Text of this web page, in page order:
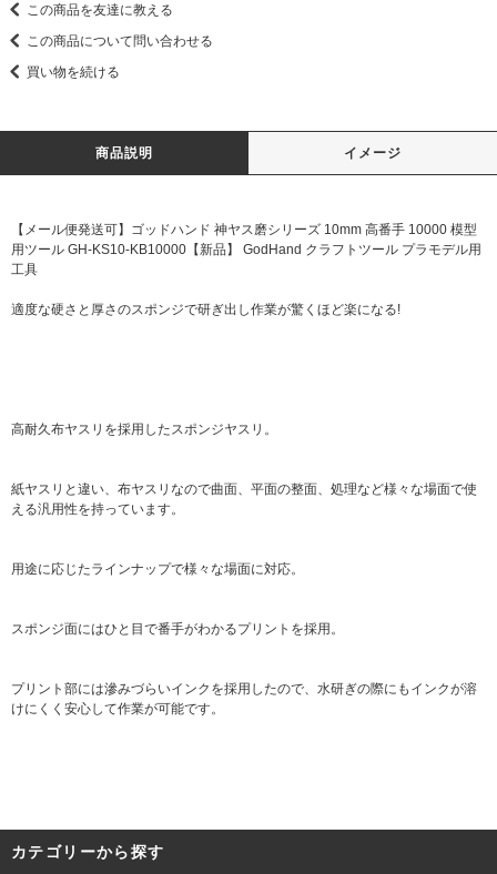
この商品を友達に教える
この商品について問い合わせる
買い物を続ける
商品説明 イメージ
【メール便発送可】ゴッドハンド 神ヤス磨シリーズ 10mm 高番手 10000 模型
用ツール GH-KS10-KB10000【新品】 GodHand クラフトツール プラモデル用
工具
適度な硬さと厚さのスポンジで研ぎ出し作業が驚くほど楽になる!
高耐久布ヤスリを採用したスポンジヤスリ。
紙ヤスリと違い、布ヤスリなので曲面、平面の整面、処理など様々な場面で使
える汎用性を持っています。
用途に応じたラインナップで様々な場面に対応。
スポンジ面にはひと目で番手がわかるプリントを採用。
プリント部には滲みづらいインクを採用したので、水研ぎの際にもインクが溶
けにくく安心して作業が可能です。
カテゴリーから探す